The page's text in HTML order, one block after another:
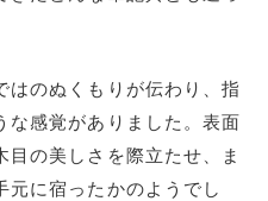
はのぬくもりが伝わり、指
な感覚がありました。表面
の美しさを際立たせ、ま
元に宿ったかのようでし